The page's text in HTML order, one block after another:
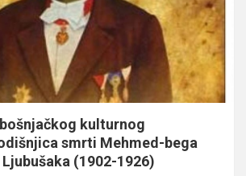
kulturnog
smrti Mehmed-bega
(1902-1926)